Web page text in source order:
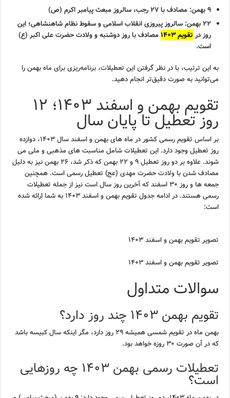
۹ بهمن:
مصادف با ۲۷ رجب، سالروز مبعث پیامبر اکرم (ص)
۲۲ بهمن:
سالروز پیروزی انقلاب اسلامی و سقوط نظام شاهنشاهی؛ این
روز درتقویم ۱۴۰۳
مصادف با روز دوشنبه و ولادت حضرت علی اکبر (ع)
است.
به این ترتیب، با در نظر گرفتن این تعطیلات، برنامه‌ریزی برای ماه بهمن را
می‌توانید به صورت دقیق‌تر انجام دهید.
تقویم بهمن و اسفند ۱۴۰۳؛ ۱۲
روز تعطیل تا پایان سال
بر اساس تقویم رسمی کشور در ماه های بهمن و اسفند سال ۱۴۰۳، دوازده
روز تعطیل وجود دارد. این تعطیلات شامل مناسبت های مذهبی و ملی می
شوند. علاوه بر دو روز تعطیل ۹ و ۲۲ بهمن که ذکر شد، ۲۶ بهمن نیز به دلیل
مصادف شدن با ولادت حضرت مهدی (عج) تعطیل رسمی است. همچنین
جمعه ها و روز ۳۰ اسفند که آخرین روز سال است نیز از جمله تعطیلات
رسمی هستند. در ادامه جدول تقویم بهمن و اسفند ۱۴۰۳ به شما ارائه شده
است:
تصویر تقویم بهمن و اسفند ۱۴۰۳
تصویر تقویم بهمن و اسفند ۱۴۰۳
سوالات متداول
تقویم بهمن ۱۴۰۳ چند روز دارد؟
بهمن ماه در تقویم شمسی همیشه ۲۹ روز دارد، مگر اینکه سال کبیسه باشد
که در آن صورت ۳۰ روزه خواهد بود.
تعطیلات رسمی بهمن ۱۴۰۳ چه روزهایی
است؟